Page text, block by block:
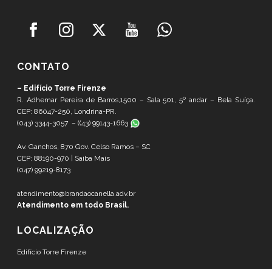
CONTATO
– Edifício Torre Firenze
R. Adhemar Pereira de Barros,1500 – Sala 501, 5º andar – Bela Suíça.
CEP: 86047-250, Londrina-PR.
(043) 3344-3057 – ((43) 99143-1663
Av. Ganchos, 870 Gov. Celso Ramos – SC
CEP: 88190-970 | Saiba Mais
(047) 99219-8173
atendimento@brandaocanella.adv.br
Atendimento em todo Brasil.
LOCALIZAÇÃO
Edifício Torre Firenze